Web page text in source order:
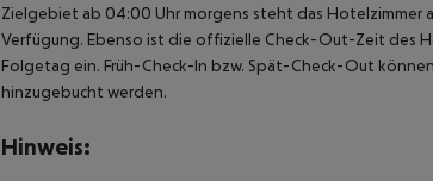
Zielgebiet ab 04:00 Uhr morgens steht das
Verfügung. Ebenso ist die offizielle Check-Out-Zeit des
Folgetag ein. Früh-Check-In bzw. Spät-Check-Out
hinzugebucht werden.
Hinweis: